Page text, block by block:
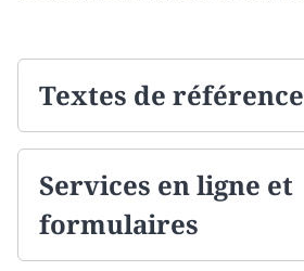
Textes de référence
Services en ligne et
formulaires